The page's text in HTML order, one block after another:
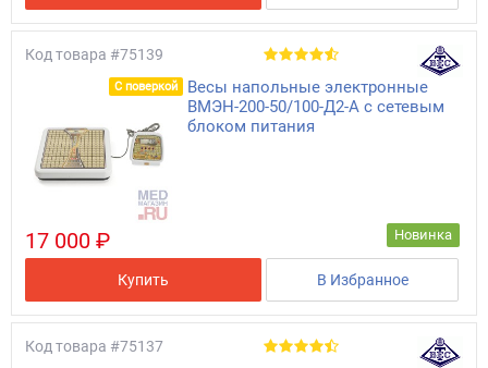
Код товара #75139
С поверкой
Весы напольные электронные
ВМЭН-200-50/100-Д2-А с сетевым
блоком питания
Новинка
17 000 ₽
Купить В Избранное
Код товара #75137